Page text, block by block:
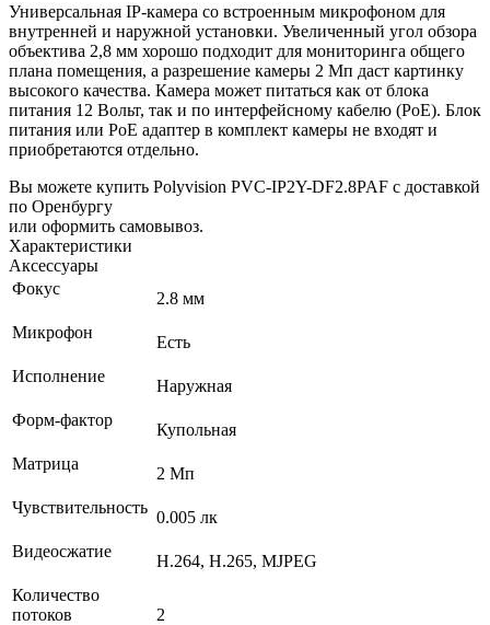
Универсальная IP-камера со встроенным микрофоном для
внутренней и наружной установки. Увеличенный угол обзора
объектива 2,8 мм хорошо подходит для мониторинга общего
плана помещения, а разрешение камеры 2 Мп даст картинку
высокого качества. Камера может питаться как от блока
питания 12 Вольт, так и по интерфейсному кабелю (PoE). Блок
питания или PoE адаптер в комплект камеры не входят и
приобретаются отдельно.
Вы можете купить Polyvision PVC-IP2Y-DF2.8PAF с доставкой
по Оренбургу
или оформить самовывоз.
Характеристики
Аксессуары
Фокус
2.8 мм
Микрофон
Есть
Исполнение
Наружная
Форм-фактор
Купольная
Матрица
2 Мп
Чувствительность
0.005 лк
Видеосжатие
H.264, H.265, MJPEG
Количество
потоков
2